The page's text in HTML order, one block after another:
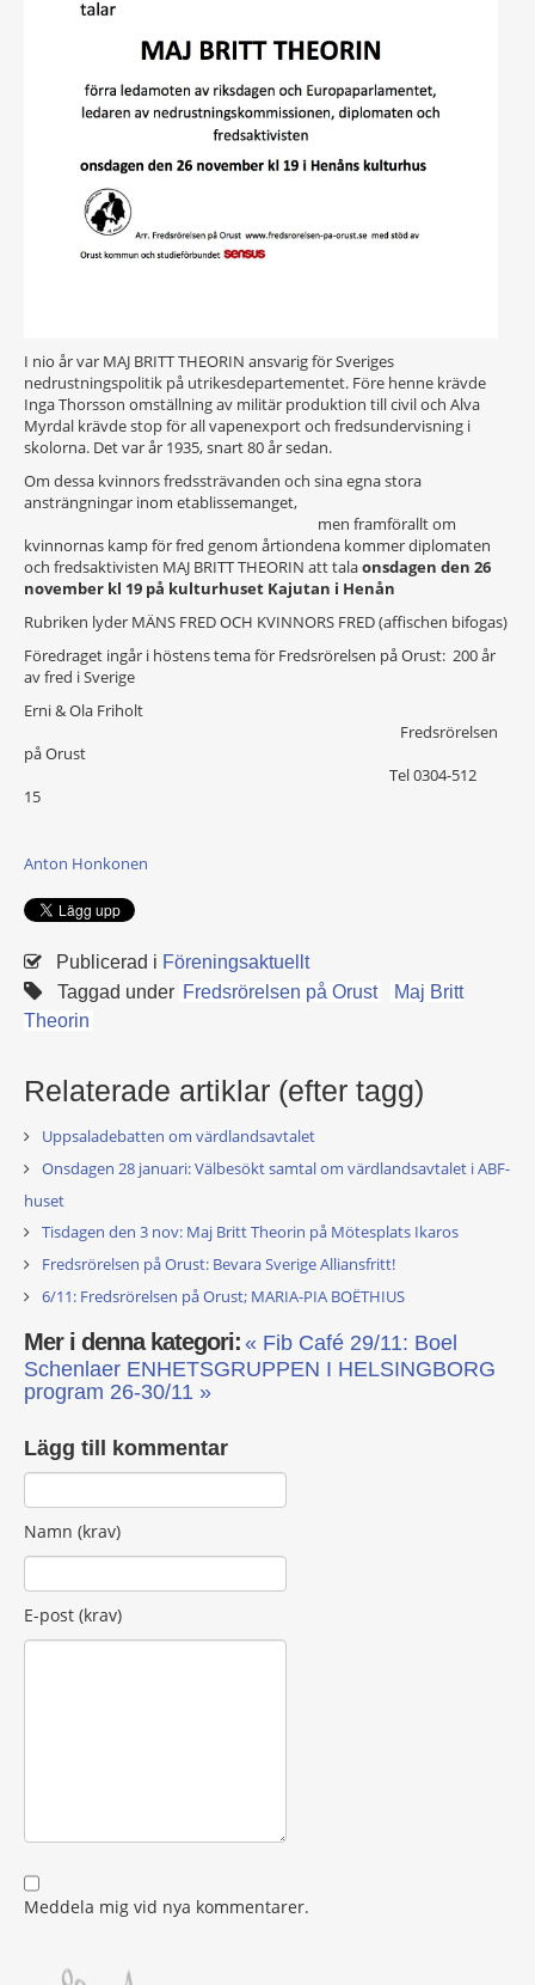
I nio år var MAJ BRITT THEORIN ansvarig för Sveriges
nedrustningspolitik på utrikesdepartementet. Före henne krävde
Inga Thorsson omställning av militär produktion till civil och Alva
Myrdal krävde stop för all vapenexport och fredsundervisning i
skolorna. Det var år 1935, snart 80 år sedan.
Om dessa kvinnors fredssträvanden och sina egna stora
ansträngningar inom etablissemanget,
men framförallt om
kvinnornas kamp för fred genom årtiondena kommer diplomaten
och fredsaktivisten MAJ BRITT THEORIN att talaonsdagen den 26
november kl 19 på kulturhuset Kajutan i Henån
Rubriken lyder MÄNS FRED OCH KVINNORS FRED (affischen bifogas)
Föredraget ingår i höstens tema för Fredsrörelsen på Orust: 200 år
av fred i Sverige
Erni & Ola Friholt
Fredsrörelsen
på Orust
Tel 0304-512
15
Anton Honkonen
Publicerad i Föreningsaktuellt
Taggad under Fredsrörelsen på Orust
Maj Britt
Theorin
Relaterade artiklar (efter tagg)
Uppsaladebatten om värdlandsavtalet
Onsdagen 28 januari: Välbesökt samtal om värdlandsavtalet i ABF-
huset
Tisdagen den 3 nov: Maj Britt Theorin på Mötesplats Ikaros
Fredsrörelsen på Orust: Bevara Sverige Alliansfritt!
6/11: Fredsrörelsen på Orust; MARIA-PIA BOËTHIUS
Mer i denna kategori: « Fib Café 29/11: Boel
Schenlaer ENHETSGRUPPEN I HELSINGBORG
program 26-30/11 »
Lägg till kommentar
Namn (krav)
E-post (krav)
Meddela mig vid nya kommentarer.